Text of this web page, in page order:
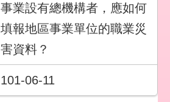
事業設有總機構者，應如何
填報地區事業單位的職業災
害資料？
101-06-11